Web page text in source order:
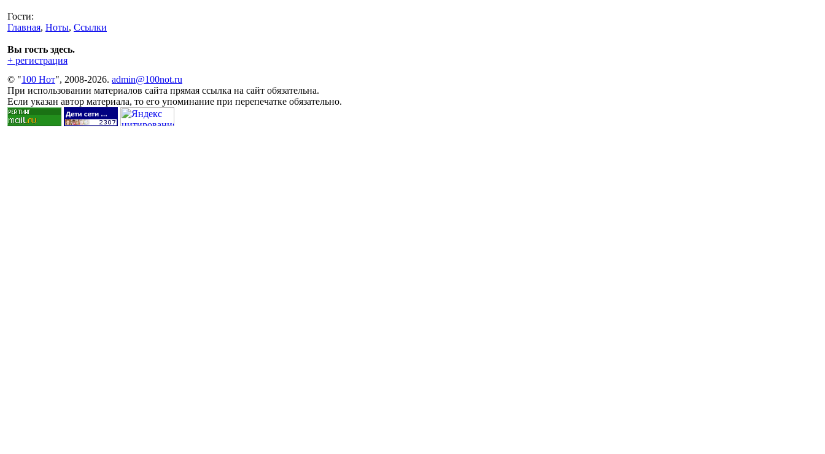
Гости:
Главная, Ноты, Ссылки
Вы гость здесь.
+ регистрация
© "100 Нот", 2008-2026. admin@100not.ru
При использовании материалов сайта прямая ссылка на сайт обязательна.
Если указан автор материала, то его упоминание при перепечатке обязательно.